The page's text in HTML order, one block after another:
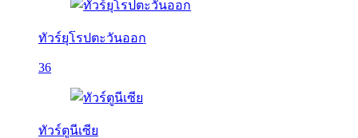
ทัวร์ยุโรปตะวันออก
36
ทัวร์ตูนีเซีย